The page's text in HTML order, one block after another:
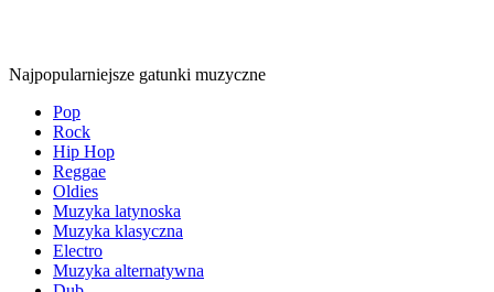
Najpopularniejsze gatunki muzyczne
Pop
Rock
Hip Hop
Reggae
Oldies
Muzyka latynoska
Muzyka klasyczna
Electro
Muzyka alternatywna